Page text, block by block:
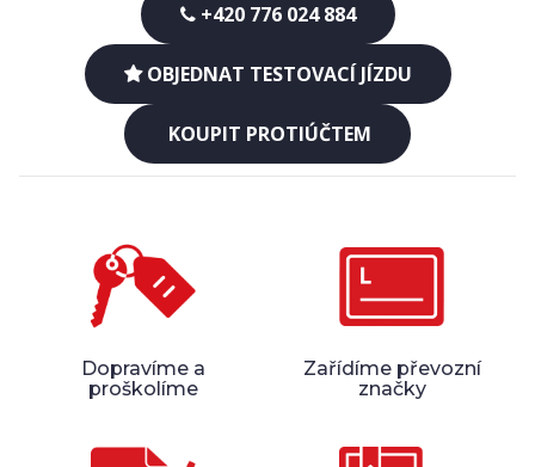
+420 776 024 884
OBJEDNAT TESTOVACÍ JÍZDU
KOUPIT PROTIÚČTEM
Dopravíme a
proškolíme
Zařídíme převozní
značky